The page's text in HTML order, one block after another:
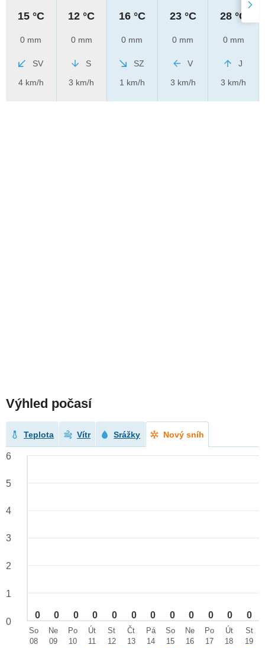
15 °C
0 mm
SV
4 km/h
12 °C
0 mm
S
3 km/h
16 °C
0 mm
SZ
1 km/h
23 °C
0 mm
V
3 km/h
28 °C
0 mm
J
3 km/h
Výhled počasí
Teplota Vítr Srážky Nový sníh
0 0 0 0 0 0 0 0 0 0 0 0
6
5
4
3
2
1
0
So
08
Ne
09
Po
10
Út
11
St
12
Čt
13
Pá
14
So
15
Ne
16
Po
17
Út
18
St
19